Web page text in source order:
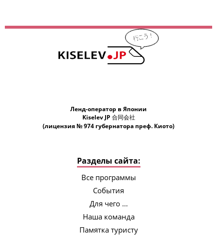
Ленд-оператор в Японии
Kiselev JP 合同会社
(лицензия № 974 губернатора преф. Киото)
Разделы сайта:
Все программы
События
Для чего ...
Наша команда
Памятка туристу